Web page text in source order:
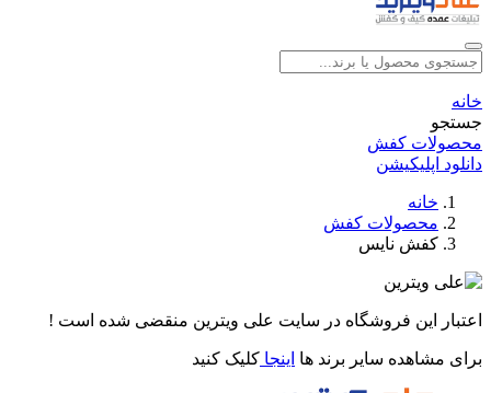
خانه
جستجو
محصولات کفش
دانلود اپلیکیشن
خانه
محصولات کفش
کفش نایس
اعتبار این فروشگاه در سایت علی ویترین منقضی شده است !
برای مشاهده سایر برند ها اینجا کلیک کنید